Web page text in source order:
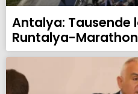
Antalya: Tausende
Runtalya-Marathon